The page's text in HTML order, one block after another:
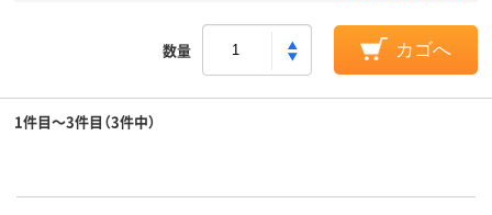
数量 カゴへ
1件目～3件目（3件中）